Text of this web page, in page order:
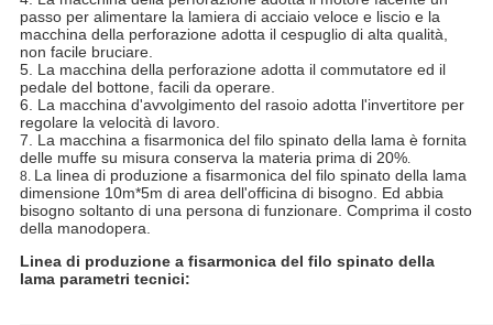
passo per alimentare la lamiera di acciaio veloce e liscio e la
macchina della perforazione adotta il cespuglio di alta qualità,
non facile bruciare.
5. La macchina della perforazione adotta il commutatore ed il
pedale del bottone, facili da operare.
6. La macchina d'avvolgimento del rasoio adotta l'invertitore per
regolare la velocità di lavoro.
7. La macchina a fisarmonica del filo spinato della lama è fornita
delle muffe su misura conserva la materia prima di 20%.
8. La linea di produzione a fisarmonica del filo spinato della lama
dimensione 10m*5m di area dell'officina di bisogno. Ed abbia
bisogno soltanto di una persona di funzionare. Comprima il costo
della manodopera.
Linea di produzione a fisarmonica del filo spinato della
lama parametri tecnici: